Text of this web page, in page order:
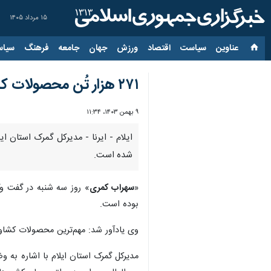
۱۵ مرداد ۱۴۰۵
عناوین‌ سیاست اقتصاد ورزش جهان جامعه فرهنگ
۲۷۱ هزار تُن محصولات کشاورزی از مرز مهران به عراق صادر شد
۹ بهمن ۱۴۰۳، ۱۱:۳۴